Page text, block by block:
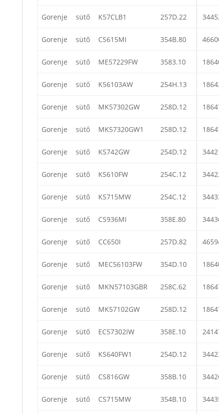
Gorenje sütő K57CLB1 257D.22
Gorenje sütő CS615MI 354B.80
Gorenje sütő ME57229FW 3583.10
Gorenje sütő K56103AW 254H.13
Gorenje sütő MK57302GW 258D.12
Gorenje sütő MK57320GW1 258D.12
Gorenje sütő KS742GW 254D.12
Gorenje sütő KS610FW 254C.12
Gorenje sütő KS715MW 254C.12
Gorenje sütő CS936MI 358E.80
Gorenje sütő CC650I 257D.82
Gorenje sütő MEC56103FW 354D.10
Gorenje sütő MKN57103GBR 258C.62
Gorenje sütő MK57102GW 258D.12
Gorenje sütő EC57302IW 358E.10
Gorenje sütő KS640FW1 254D.12
Gorenje sütő CS816GW 358B.10
Gorenje sütő CS715MW 354B.10